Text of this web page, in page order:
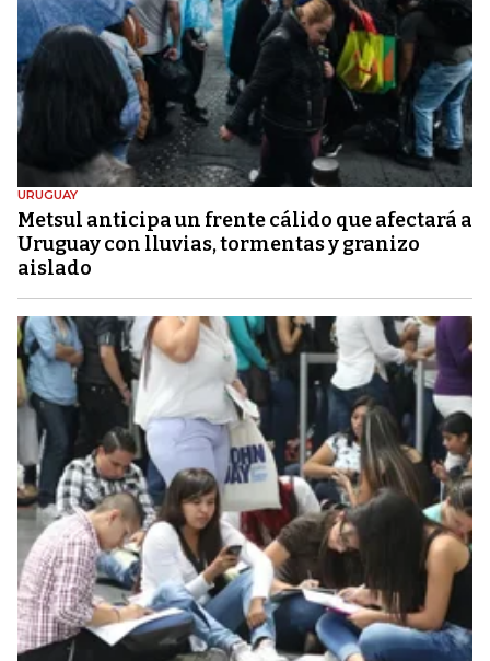
URUGUAY
Metsul anticipa un frente cálido que afectará a
Uruguay con lluvias, tormentas y granizo
aislado